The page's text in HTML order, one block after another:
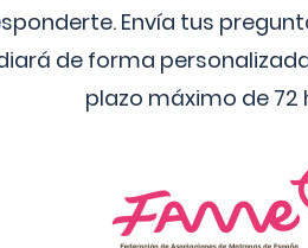
Envía tus
de forma
plazo máximo de 72